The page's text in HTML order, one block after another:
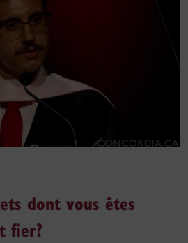
dont vous êtes
fier?